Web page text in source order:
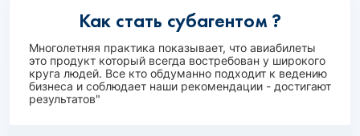
Как стать субагентом ?
Многолетняя практика показывает, что авиабилеты
это продукт который всегда востребован у широкого
круга людей. Все кто обдуманно подходит к ведению
бизнеса и соблюдает наши рекомендации - достигают
результатов"